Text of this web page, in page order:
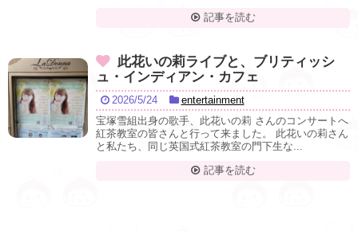
記事を読む
此花いの莉ライブと、ブリティッシ
ュ・インディアン・カフェ
2026/5/24
entertainment
宝塚雪組出身の歌手、此花いの莉 さんのコンサートへ
紅茶教室の皆さんと行って来ました。 此花いの莉さん
と私たち、同じ英国式紅茶教室の門下生な...
記事を読む